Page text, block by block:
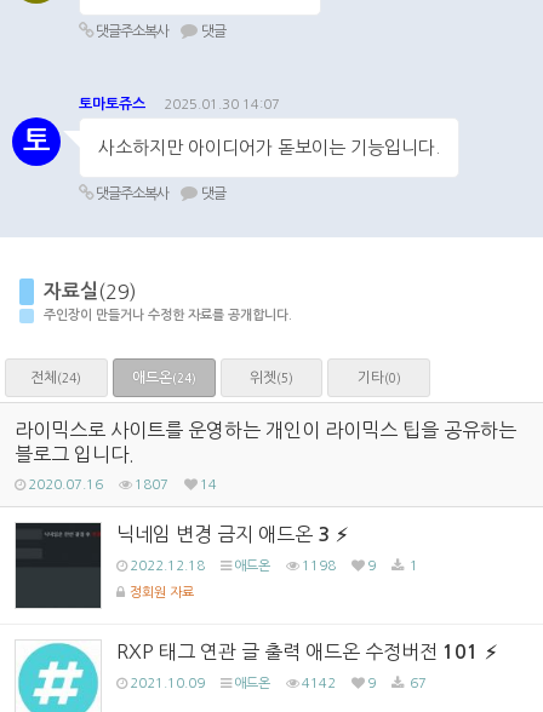
댓글주소복사 댓글
토
토마토쥬스 2025.01.30 14:07
사소하지만 아이디어가 돋보이는 기능입니다.
댓글주소복사 댓글
자료실 (29)
주인장이 만들거나 수정한 자료를 공개합니다.
전체 (24) 애드온(24) 위젯 (5) 기타(0)
라이믹스로 사이트를 운영하는 개인이 라이믹스 팁을 공유하는
블로그 입니다.
2020.07.16 1807 14
닉네임 변경 금지 애드온 3
2022.12.18 애드온 1198 9
1
정회원 자료
RXP 태그 연관 글 출력 애드온 수정버전 101
2021.10.09 애드온 4142 9 67